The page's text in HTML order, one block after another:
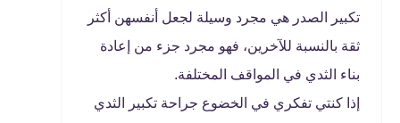
تكبير الصدر هي مجرد وسيلة لجعل أنفسهن أكثر
ثقة بالنسبة للآخرين، فهو مجرد جزء من إعادة
بناء الثدي في المواقف المختلفة.
إذا كنتي تفكري في الخضوع جراحة تكبير الثدي